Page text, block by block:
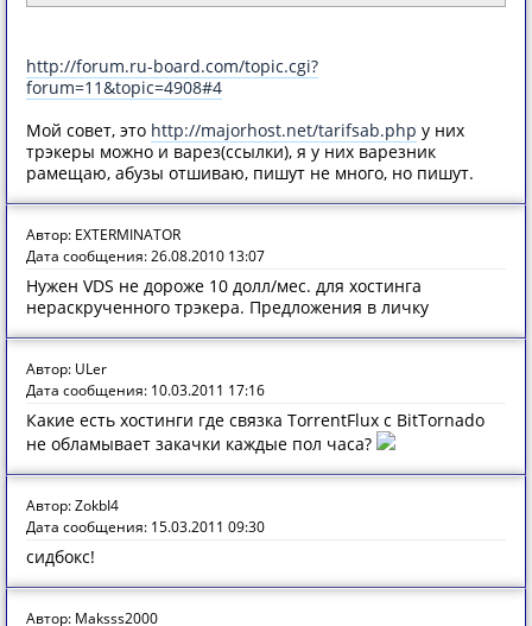
http://forum.ru-board.com/topic.cgi?
forum=11&topic=4908#4
Мой совет, это http://majorhost.net/tarifsab.php у них
трэкеры можно и варез(ссылки), я у них варезник
рамещаю, абузы отшиваю, пишут не много, но пишут.
Автор: EXTERMINATOR
Дата сообщения: 26.08.2010 13:07
Нужен VDS не дороже 10 долл/мес. для хостинга
нераскрученного трэкера. Предложения в личку
Автор: ULer
Дата сообщения: 10.03.2011 17:16
Какие есть хостинги где связка TorrentFlux с BitTornado
не обламывает закачки каждые пол часа?
Автор: ZokbI4
Дата сообщения: 15.03.2011 09:30
сидбокс!
Автор: Maksss2000